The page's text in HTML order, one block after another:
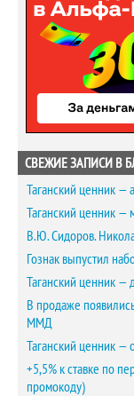
СВЕЖИЕ ЗАПИСИ В
Таганский ценник —
Таганский ценник —
В.Ю. Сидоров.
Гознак выпустил
Таганский ценник —
В продаже
ММД
Таганский ценник —
+5,5% к ставке по
промокоду)